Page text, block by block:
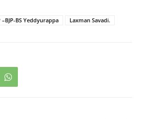
–BJP-BS Yeddyurappa Laxman Savadi.